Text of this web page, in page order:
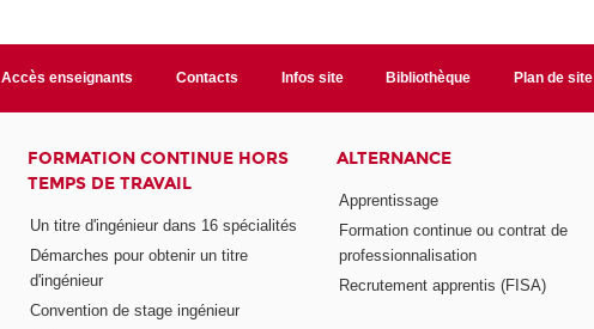
Accès enseignants Contacts Infos site Bibliothèque Plan de site
FORMATION CONTINUE HORS
TEMPS DE TRAVAIL
Un titre d'ingénieur dans 16 spécialités
Démarches pour obtenir un titre
d'ingénieur
Convention de stage ingénieur
ALTERNANCE
Apprentissage
Formation continue ou contrat de
professionnalisation
Recrutement apprentis (FISA)